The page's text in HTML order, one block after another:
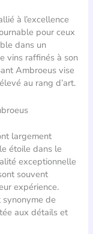
à l’excellence
pour ceux
dans un
vins raffinés à son
Ambroeus vise
au rang d’art.
largement
étoile dans le
exceptionnelle
souvent
expérience.
de
aux détails et